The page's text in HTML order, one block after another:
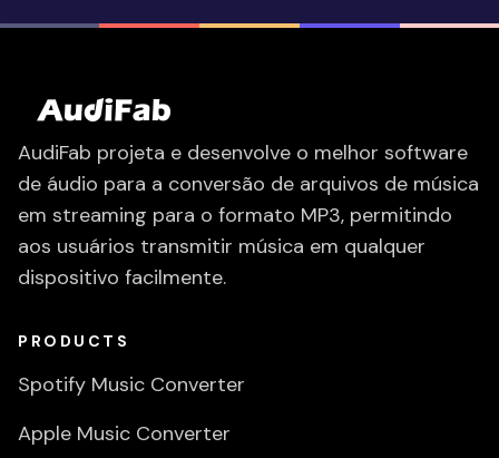
AudiFab projeta e desenvolve o melhor software
de áudio para a conversão de arquivos de música
em streaming para o formato MP3, permitindo
aos usuários transmitir música em qualquer
dispositivo facilmente.
PRODUCTS
Spotify Music Converter
Apple Music Converter